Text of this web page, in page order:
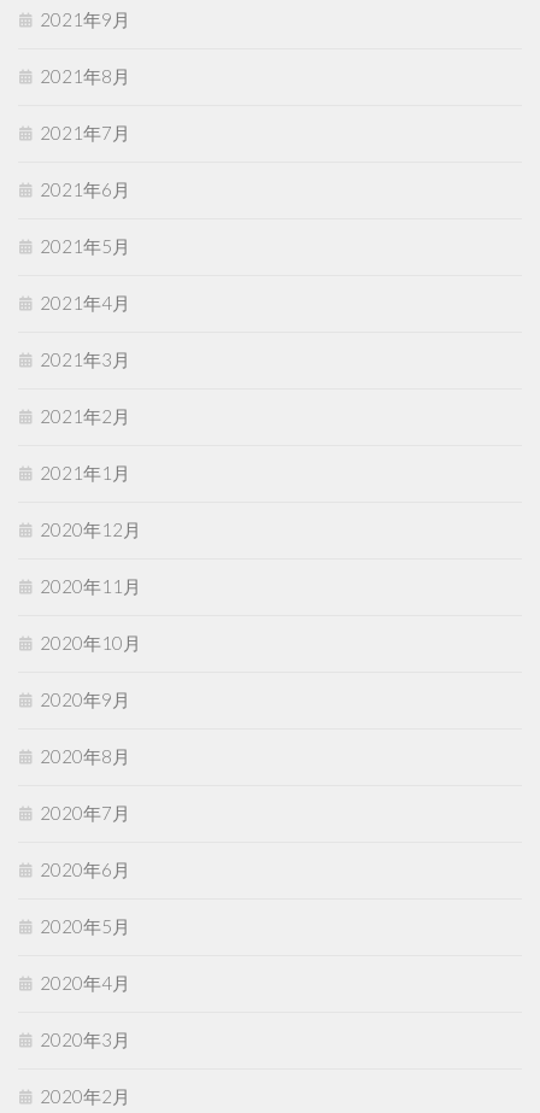
2021年9月
2021年8月
2021年7月
2021年6月
2021年5月
2021年4月
2021年3月
2021年2月
2021年1月
2020年12月
2020年11月
2020年10月
2020年9月
2020年8月
2020年7月
2020年6月
2020年5月
2020年4月
2020年3月
2020年2月